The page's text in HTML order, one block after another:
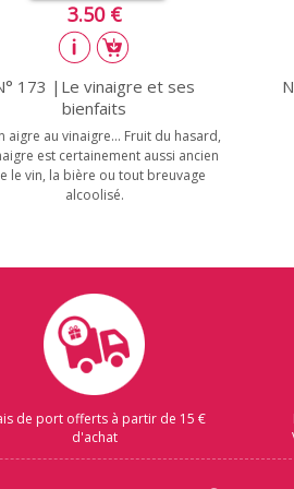
3.50 €
173 |Le vinaigre et ses
bienfaits
aigre au vinaigre... Fruit du hasard,
est certainement aussi ancien
le vin, la bière ou tout breuvage
alcoolisé.
de port offerts à partir de 15 €
d'achat